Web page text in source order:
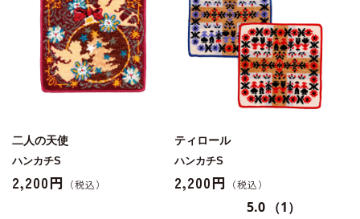
二人の天使
ハンカチS
2,200円
ティロール
ハンカチS
2,200円
5.0 （1）